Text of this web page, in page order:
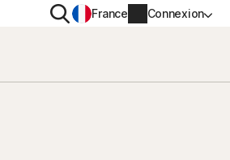
Rechercher
France Connexion